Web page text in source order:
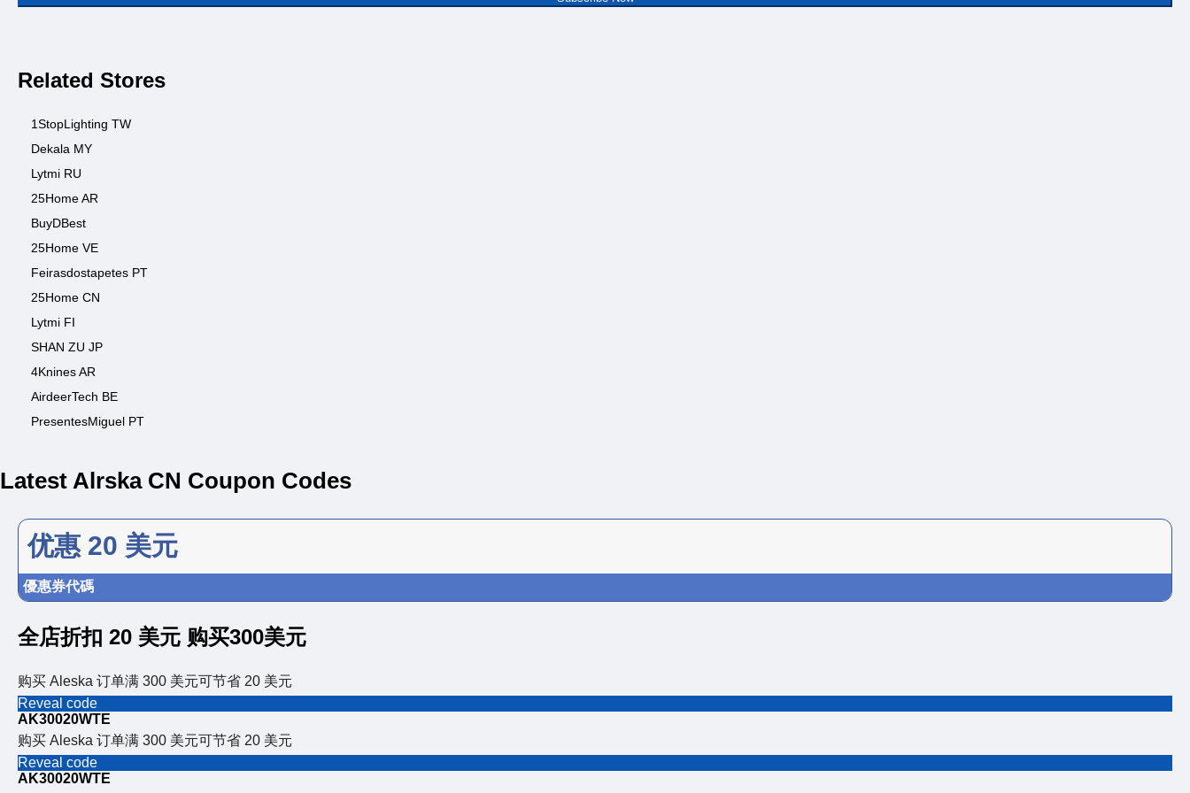
Related Stores
1StopLighting TW
Dekala MY
Lytmi RU
25Home AR
BuyDBest
25Home VE
Feirasdostapetes PT
25Home CN
Lytmi FI
SHAN ZU JP
4Knines AR
AirdeerTech BE
PresentesMiguel PT
Latest Alrska CN Coupon Codes
优惠 20 美元
優惠券代碼
全店折扣 20 美元 购买300美元
购买 Aleska 订单满 300 美元可节省 20 美元
Reveal code
AK30020WTE
购买 Aleska 订单满 300 美元可节省 20 美元
Reveal code
AK30020WTE